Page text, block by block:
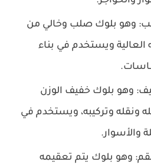
وهو بلوك صلب وخالي من
العالية ويستخدم في بناء
وهو بلوك خفيف الوزن
ونقله وتركيبه، ويستخدم في
والأسوار.
وهو بلوك يتم تعقيمه